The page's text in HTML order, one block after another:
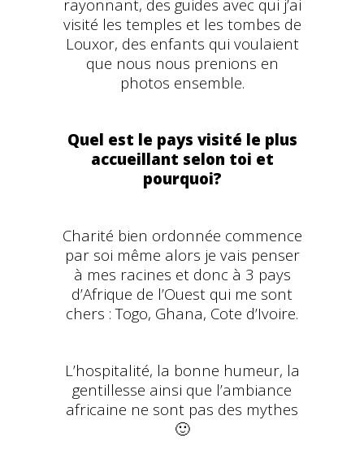
rayonnant, des guides avec qui j’ai
visité les temples et les tombes de
Louxor, des enfants qui voulaient
que nous nous prenions en
photos ensemble.
Quel est le pays visité le plus
accueillant selon toi et
pourquoi?
Charité bien ordonnée commence
par soi même alors je vais penser
à mes racines et donc à 3 pays
d’Afrique de l’Ouest qui me sont
chers : Togo, Ghana, Cote d’Ivoire.
L’hospitalité, la bonne humeur, la
gentillesse ainsi que l’ambiance
africaine ne sont pas des mythes
🙂